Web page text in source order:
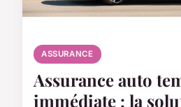
ASSURANCE
Assurance auto
immédiate : la